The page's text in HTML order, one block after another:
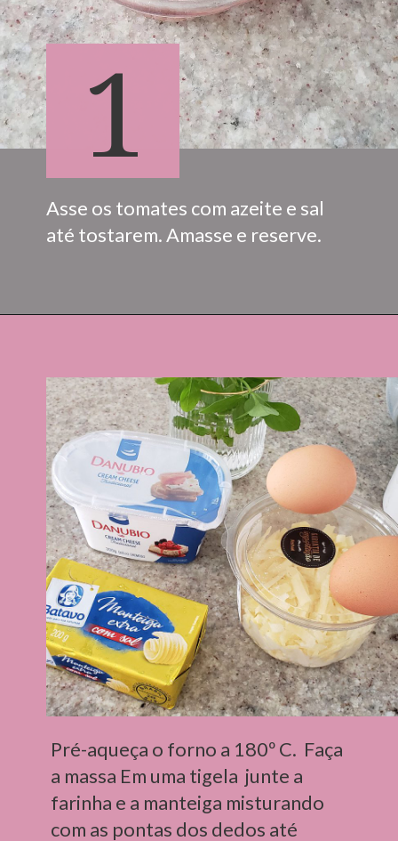
1
Asse os tomates com azeite e sal
até tostarem. Amasse e reserve.
Pré-aqueça o forno a 180º C.  Faça
a massa Em uma tigela  junte a
farinha e a manteiga misturando
com as pontas dos dedos até